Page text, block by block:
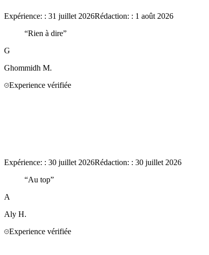
Expérience: : 31 juillet 2026Rédaction: : 1 août 2026
“Rien à dire”
G
Ghommidh M.
Experience vérifiée
Expérience: : 30 juillet 2026Rédaction: : 30 juillet 2026
“Au top”
A
Aly H.
Experience vérifiée